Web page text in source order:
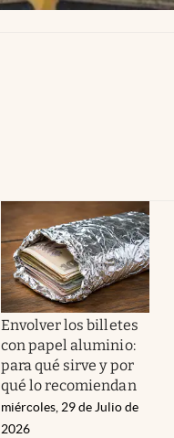
Envolver los billetes
con papel aluminio:
para qué sirve y por
qué lo recomiendan
miércoles, 29 de Julio de
2026